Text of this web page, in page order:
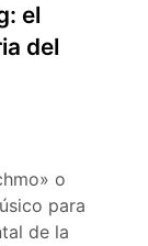
el
del
o
para
de la